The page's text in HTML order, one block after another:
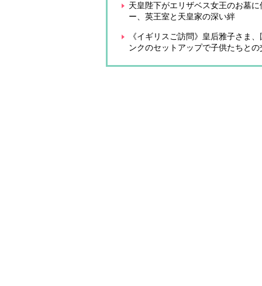
天皇陛下がエリザベス女王のお墓
ー、英王室と天皇家の深い絆
《イギリスご訪問》皇后雅子さま
ンクのセットアップで子供たちとの